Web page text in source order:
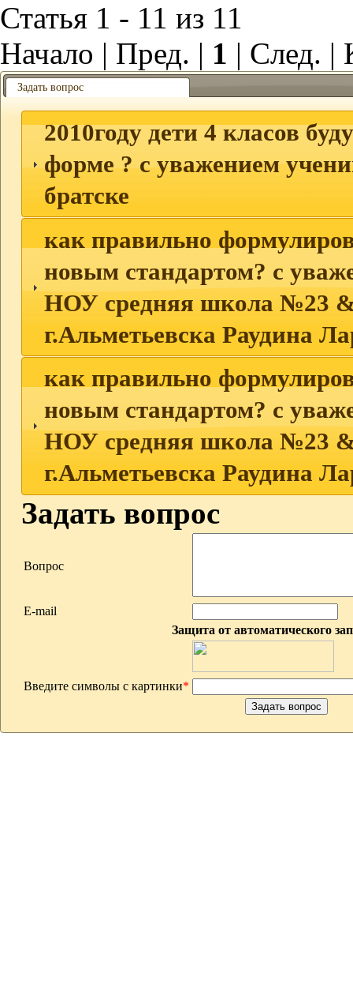
Статья 1 - 11 из 11
Начало | Пред. | 1 | След. |
Задать вопрос
2010году дети 4 класов
форме ? с уважением
братске
как правильно
новым стандартом? с
НОУ средняя школа №23
г.Альметьевска Раудина
как правильно
новым стандартом? с
НОУ средняя школа №23
г.Альметьевска Раудина
Задать вопрос
Вопрос
E-mail
Защита от автоматического
Введите символы с картинки*